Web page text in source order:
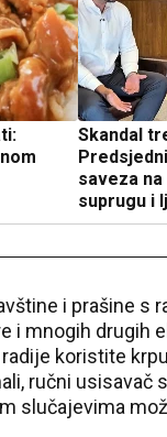
Skandal
saveza
suprugu i
i prašine s
i mnogih drugih
koristite
ručni usisavač
slučajevima